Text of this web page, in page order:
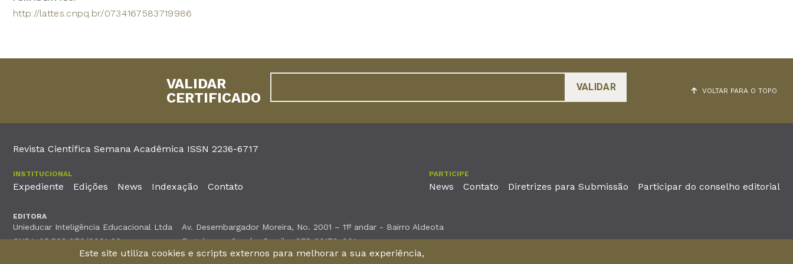
http://lattes.cnpq.br/0734167583719986
VOLTAR PARA O TOPO
VALIDAR
CERTIFICADO
Revista Científica Semana Acadêmica ISSN 2236-6717
INSTITUCIONAL
Expediente Edições News Indexação Contato
PARTICIPE
News Contato Diretrizes para Submissão Participar do conselho editorial
EDITORA
Unieducar Inteligência Educacional Ltda
CNPJ: 05.569.970/0001-26
Av. Desembargador Moreira, No. 2001 – 11º andar - Bairro Aldeota
Fortaleza – Ceará - Brasil - CEP 60170-001
Este site utiliza cookies e scripts externos para melhorar a sua experiência,